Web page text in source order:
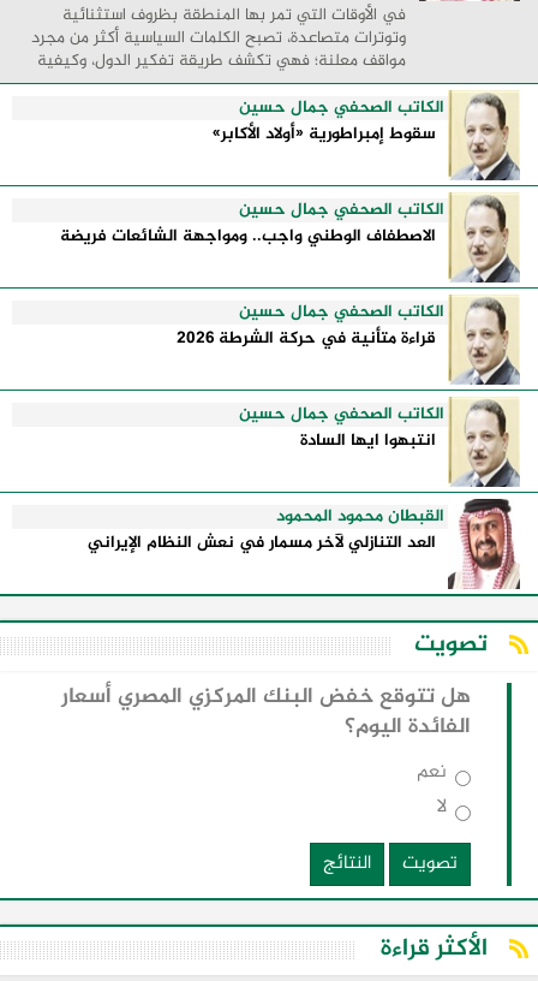
في الأوقات التي تمر بها المنطقة بظروف استثنائية
وتوترات متصاعدة، تصبح الكلمات السياسية أكثر من مجرد
مواقف معلنة؛ فهي تكشف طريقة تفكير الدول، وكيفية
إدارتها للأزمات، والحدود التي تفصل بين القوة ...
الكاتب الصحفي جمال حسين
سقوط إمبراطورية «أولاد الأكابر»
الكاتب الصحفي جمال حسين
الاصطفاف الوطني واجب.. ومواجهة الشائعات فريضة
الكاتب الصحفي جمال حسين
قراءة متأنية في حركة الشرطة 2026
الكاتب الصحفي جمال حسين
انتبهوا ايها السادة
القبطان محمود المحمود
العد التنازلي لآخر مسمار في نعش النظام الإيراني
تصويت
هل تتوقع خفض البنك المركزي المصري أسعار
الفائدة اليوم؟
نعم
لا
تصويت
النتائج
الأكثر قراءة